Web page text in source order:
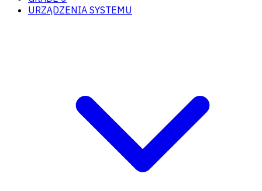
URZĄDZENIA SYSTEMU